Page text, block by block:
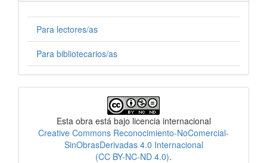
Para lectores/as
Para bibliotecarios/as
Esta obra está bajo licencia internacional
Creative Commons Reconocimiento-NoComercial-
SinObrasDerivadas 4.0 Internacional
(CC BY-NC-ND 4.0).